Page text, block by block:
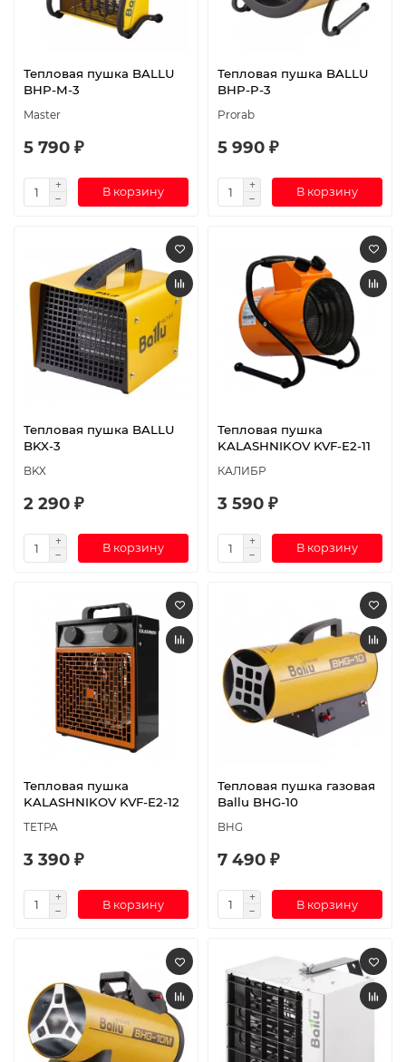
Тепловая пушка BALLU
BHP-M-3
Master
5 790 ₽
В корзину
Тепловая пушка BALLU
BHP-P-3
Prorab
5 990 ₽
В корзину
Тепловая пушка BALLU
BKX-3
BKX
2 290 ₽
В корзину
Тепловая пушка
KALASHNIKOV KVF-E2-11
КАЛИБР
3 590 ₽
В корзину
Тепловая пушка
KALASHNIKOV KVF-E2-12
ТЕТРА
3 390 ₽
В корзину
Тепловая пушка газовая
Ballu BHG-10
BHG
7 490 ₽
В корзину